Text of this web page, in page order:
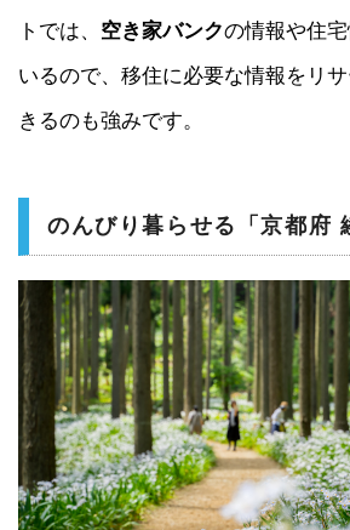
トでは、 空き家バンクの情報や住
いるので、移住に必要な情報をリ
きるのも強みです。
のんびり暮らせる「京都府